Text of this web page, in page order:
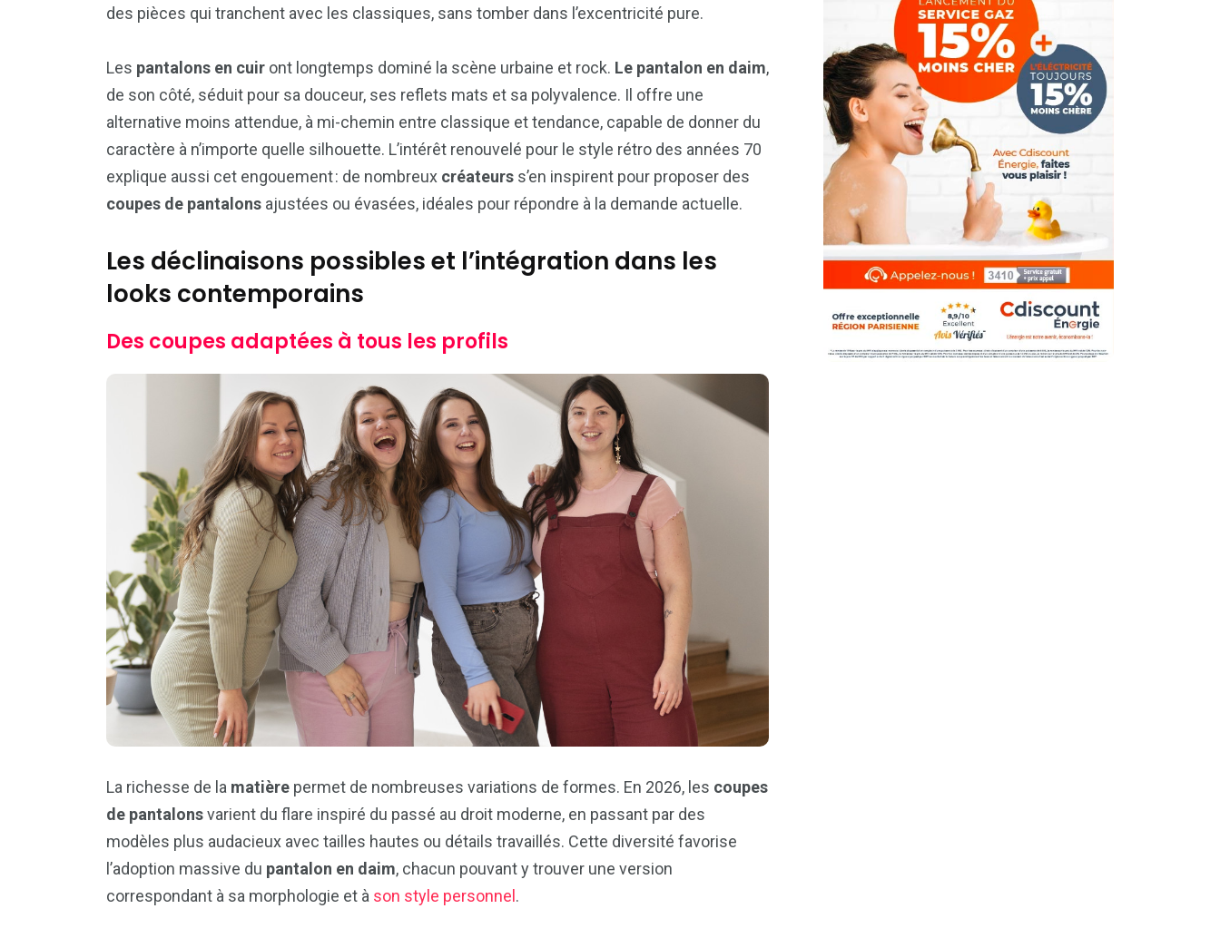
des pièces qui tranchent avec les classiques, sans tomber dans l’excentricité pure.
Les pantalons en cuir ont longtemps dominé la scène urbaine et rock. Le pantalon en daim,
de son côté, séduit pour sa douceur, ses reflets mats et sa polyvalence. Il offre une
alternative moins attendue, à mi-chemin entre classique et tendance, capable de donner du
caractère à n’importe quelle silhouette. L’intérêt renouvelé pour le style rétro des années 70
explique aussi cet engouement : de nombreux créateurs s’en inspirent pour proposer des
coupes de pantalons ajustées ou évasées, idéales pour répondre à la demande actuelle.
Les déclinaisons possibles et l’intégration dans les
looks contemporains
Des coupes adaptées à tous les profils
La richesse de la matière permet de nombreuses variations de formes. En 2026, les coupes
de pantalonsvarient du flare inspiré du passé au droit moderne, en passant par des
modèles plus audacieux avec tailles hautes ou détails travaillés. Cette diversité favorise
l’adoption massive du pantalon en daim, chacun pouvant y trouver une version
correspondant à sa morphologie et à son style personnel.